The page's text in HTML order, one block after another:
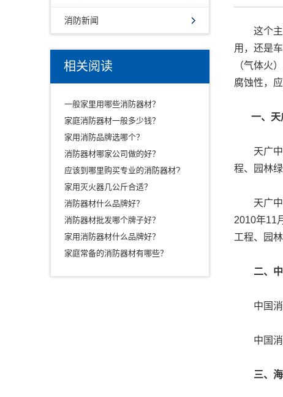
消防新闻
相关阅读
一般家里用哪些消防器材？
家庭消防器材一般多少钱？
家用消防品牌选哪个？
消防器材哪家公司做的好？
应该到哪里购买专业的消防器材?
家用灭火器几公斤合适？
消防器材什么品牌好？
消防器材批发哪个牌子好？
家用消防器材什么品牌好？
家庭常备的消防器材有哪些？
这个主要
用，还是
（气体火
腐蚀性，
一、天
天广中茂
程、园林
天广中茂
2010年11
工程、园
二、中
中国消防
中国消防
三、海